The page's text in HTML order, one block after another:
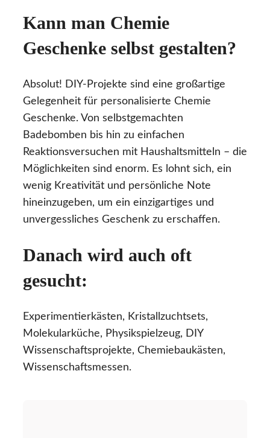
Kann man Chemie
Geschenke selbst gestalten?
Absolut! DIY-Projekte sind eine großartige
Gelegenheit für personalisierte Chemie
Geschenke. Von selbstgemachten
Badebomben bis hin zu einfachen
Reaktionsversuchen mit Haushaltsmitteln – die
Möglichkeiten sind enorm. Es lohnt sich, ein
wenig Kreativität und persönliche Note
hineinzugeben, um ein einzigartiges und
unvergessliches Geschenk zu erschaffen.
Danach wird auch oft
gesucht:
Experimentierkästen, Kristallzuchtsets,
Molekularküche, Physikspielzeug, DIY
Wissenschaftsprojekte, Chemiebaukästen,
Wissenschaftsmessen.